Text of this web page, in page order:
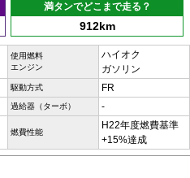
満タンでどこまで走る？
912km
使用燃料
エンジン
ハイオク
ガソリン
駆動方式 FR
過給器（ターボ） -
燃費性能
H22年度燃費基準
+15%達成